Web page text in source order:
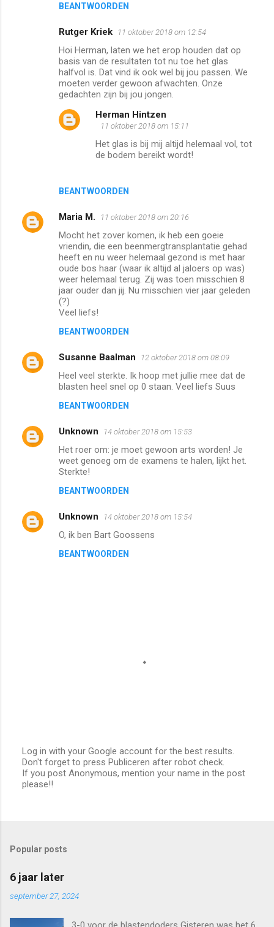
BEANTWOORDEN
Rutger Kriek 11 oktober 2018 om 12:54
Hoi Herman, laten we het erop houden dat op
basis van de resultaten tot nu toe het glas
halfvol is. Dat vind ik ook wel bij jou passen. We
moeten verder gewoon afwachten. Onze
gedachten zijn bij jou jongen.
BEANTWOORDEN
Herman Hintzen
11 oktober 2018 om 15:11
Het glas is bij mij altijd helemaal vol, tot
de bodem bereikt wordt!
Maria M. 11 oktober 2018 om 20:16
Mocht het zover komen, ik heb een goeie
vriendin, die een beenmergtransplantatie gehad
heeft en nu weer helemaal gezond is met haar
oude bos haar (waar ik altijd al jaloers op was)
weer helemaal terug. Zij was toen misschien 8
jaar ouder dan jij. Nu misschien vier jaar geleden
(?)
Veel liefs!
BEANTWOORDEN
Susanne Baalman 12 oktober 2018 om 08:09
Heel veel sterkte. Ik hoop met jullie mee dat de
blasten heel snel op 0 staan. Veel liefs Suus
BEANTWOORDEN
Unknown 14 oktober 2018 om 15:53
Het roer om: je moet gewoon arts worden! Je
weet genoeg om de examens te halen, lijkt het.
Sterkte!
BEANTWOORDEN
Unknown 14 oktober 2018 om 15:54
O, ik ben Bart Goossens
BEANTWOORDEN
E
e
n
i
p
o
s
e
Log in with your Google account for the best results.
Don't forget to press Publiceren after robot check.
If you post Anonymous, mention your name in the post
please!!
Popular posts
6 jaar later
september 27, 2024